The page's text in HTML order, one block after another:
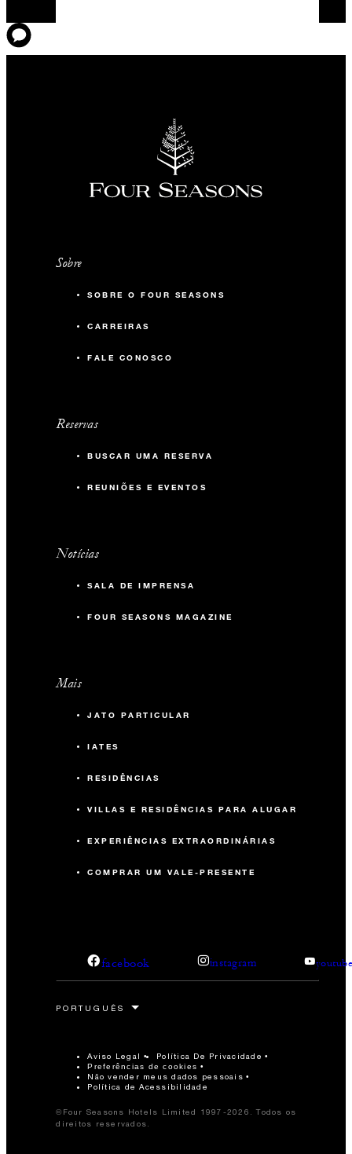
Sobre
SOBRE O FOUR SEASONS
CARREIRAS
FALE CONOSCO
Reservas
BUSCAR UMA RESERVA
REUNIÕES E EVENTOS
Notícias
SALA DE IMPRENSA
FOUR SEASONS MAGAZINE
Mais
JATO PARTICULAR
IATES
RESIDÊNCIAS
VILLAS E RESIDÊNCIAS PARA ALUGAR
EXPERIÊNCIAS EXTRAORDINÁRIAS
COMPRAR UM VALE-PRESENTE
facebook instagram
Aviso Legal Política De Privacidade
Preferências de cookies
Não vender meus dados pessoais
Política de Acessibilidade
©Four Seasons Hotels Limited 1997-2026. Todos os
direitos reservados.